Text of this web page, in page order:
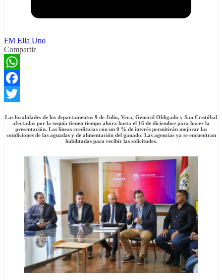
FM Ella Uno
Compartir
WhatsApp
Facebook
Las localidades de los departamentos 9 de Julio, Vera, General Obligado y San Cristóbal
afectadas por la sequía tienen tiempo ahora hasta el 16 de diciembre para hacer la
presentación. Las líneas crediticias con un 0 % de interés permitirán mejorar las
condiciones de las aguadas y de alimentación del ganado. Las agencias ya se encuentran
habilitadas para recibir las solicitudes.